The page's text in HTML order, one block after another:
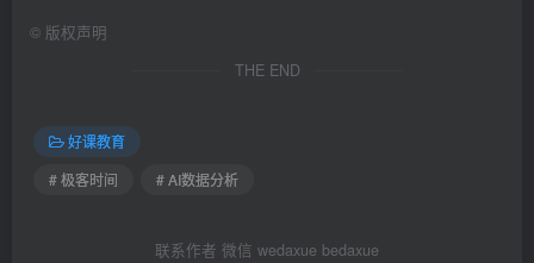
© 版权声明
THE END
好课教育
# 极客时间
# AI数据分析
联系作者 微信 wedaxue bedaxue